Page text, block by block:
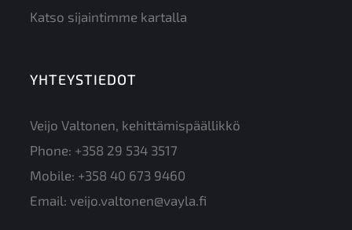
Katso sijaintimme kartalla
YHTEYSTIEDOT
Veijo Valtonen, kehittämispäällikkö
Phone: +358 29 534 3517
Mobile: +358 40 673 9460
Email: veijo.valtonen@vayla.fi